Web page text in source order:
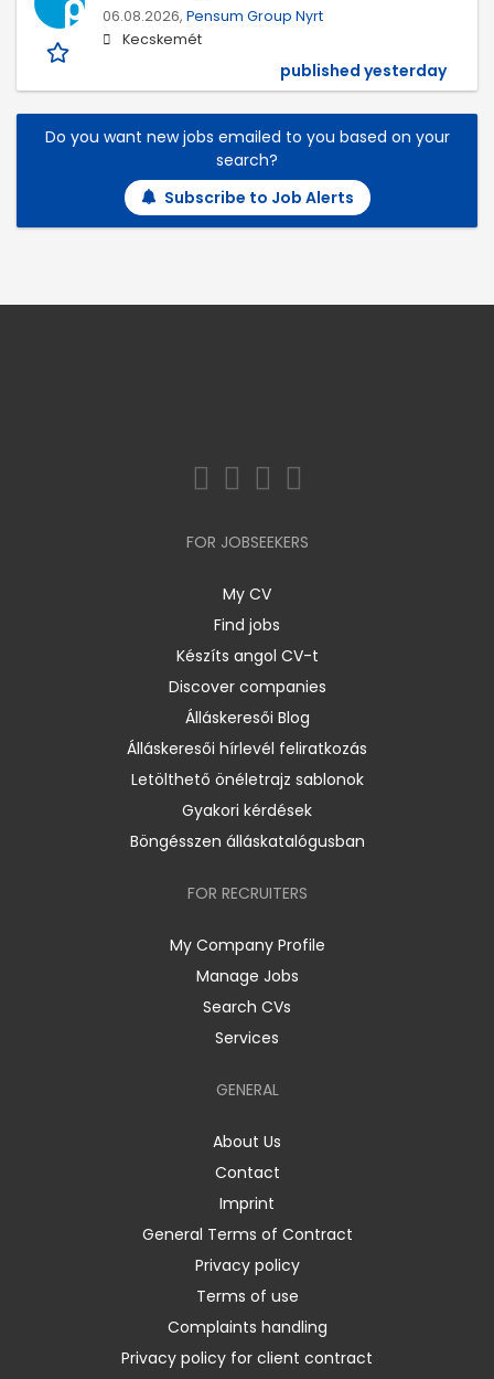
06.08.2026, Pensum Group Nyrt
Kecskemét
published yesterday
Do you want new jobs emailed to you based on your
search?
Subscribe to Job Alerts
FOR JOBSEEKERS
My CV
Find jobs
Készíts angol CV-t
Discover companies
Álláskeresői Blog
Álláskeresői hírlevél feliratkozás
Letölthető önéletrajz sablonok
Gyakori kérdések
Böngésszen álláskatalógusban
FOR RECRUITERS
My Company Profile
Manage Jobs
Search CVs
Services
GENERAL
About Us
Contact
Imprint
General Terms of Contract
Privacy policy
Terms of use
Complaints handling
Privacy policy for client contract